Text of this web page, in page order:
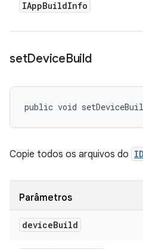
IAppBuildInfo
setDeviceBuild
public void
Copie todos os arquivos do
Parâmetros
deviceBuild